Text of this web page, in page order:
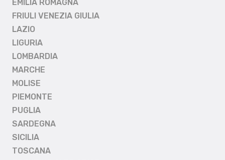
EMILIA ROMAGNA
FRIULI VENEZIA GIULIA
LAZIO
LIGURIA
LOMBARDIA
MARCHE
MOLISE
PIEMONTE
PUGLIA
SARDEGNA
SICILIA
TOSCANA